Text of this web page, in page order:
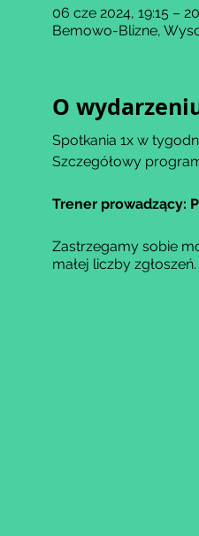
06 cze 2024, 19:15 –
Bemowo-Blizne,
O
Spotkania 1x w
Szczegółowy
Trener prowadzący:
Zastrzegamy sobie
małej liczby zgłoszeń.